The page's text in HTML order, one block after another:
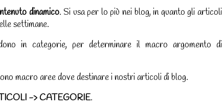
dinamico. Si usa per lo più nei blog, in quanto gli articoli
settimane.
in categorie, per determinare il macro argomento di
macro aree dove destinare i nostri articoli di blog.
->CATEGORIE.